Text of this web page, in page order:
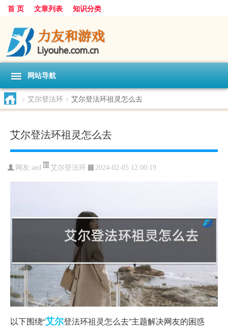
首 页 文章列表 知识分类
网站导航
> 艾尔登法环 > 艾尔登法环祖灵怎么去
艾尔登法环祖灵怎么去
网友:aed 艾尔登法环 2024-02-05 12:00:19
以下围绕“艾尔登法环祖灵怎么去”主题解决网友的困惑